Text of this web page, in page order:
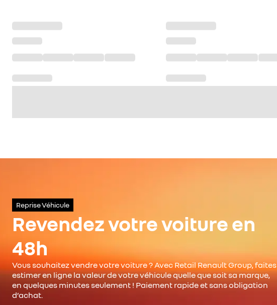
Reprise Véhicule
Revendez votre voiture en
48h
Vous souhaitez vendre votre voiture ? Avec Retail Renault Group, faites
estimer en ligne la valeur de votre véhicule quelle que soit sa marque,
en quelques minutes seulement ! Paiement rapide et sans obligation
d’achat.